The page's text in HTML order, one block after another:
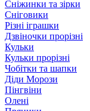
Сніжинки та зірки
Сніговики
Різні іграшки
Дзвіночки прорізні
Кульки
Кульки прорізні
Чобітки та шапки
Діди Морози
Пінгвіни
Олені